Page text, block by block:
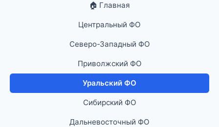
🏠 Главная
Центральный ФО
Северо-Западный ФО
Приволжский ФО
Уральский ФО
Сибирский ФО
Дальневосточный ФО